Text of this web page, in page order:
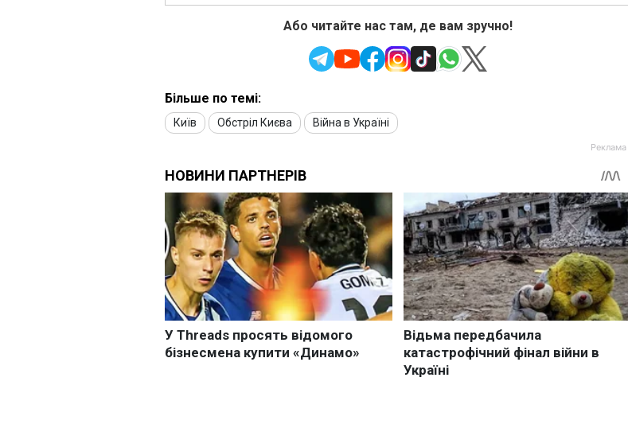
Або читайте нас там, де вам зручно!
Більше по темі:
Київ Обстріл Києва Війна в Україні